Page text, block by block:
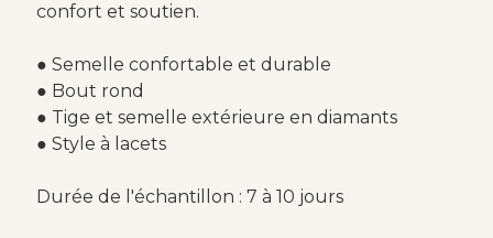
confort et soutien.
● Semelle confortable et durable
● Bout rond
● Tige et semelle extérieure en diamants
● Style à lacets
Durée de l'échantillon : 7 à 10 jours